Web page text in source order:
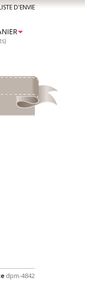
D'ENVIE
dpm-4842